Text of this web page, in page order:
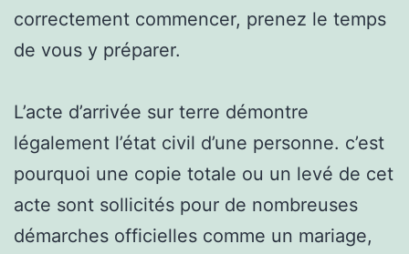
correctement commencer, prenez le temps
de vous y préparer.
L’acte d’arrivée sur terre démontre
légalement l’état civil d’une personne. c’est
pourquoi une copie totale ou un levé de cet
acte sont sollicités pour de nombreuses
démarches officielles comme un mariage,